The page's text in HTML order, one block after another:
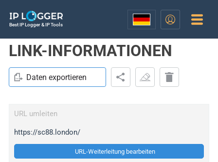
Best IP Logger & IP Tools
LINK-INFORMATIONEN
Daten exportieren
URL umleiten
https://sc88.london/
URL-Weiterleitung bearbeiten